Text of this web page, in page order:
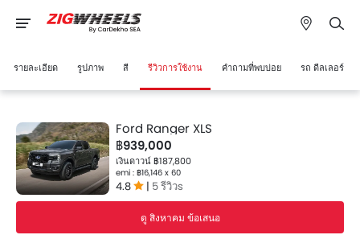
รายละเอียด รูปภาพ สี รีวิวการใช้งาน คำถามที่พบบ่อย รถ ดีลเลอร์
Ford Ranger XLS
฿939,000
เงินดาวน์ ฿187,800
emi : ฿16,146 x 60
4.8 | 5 รีวิวs
ดู สิงหาคม ข้อเสนอ